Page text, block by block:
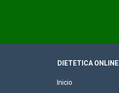
DIETETICA ONLINE
Inicio